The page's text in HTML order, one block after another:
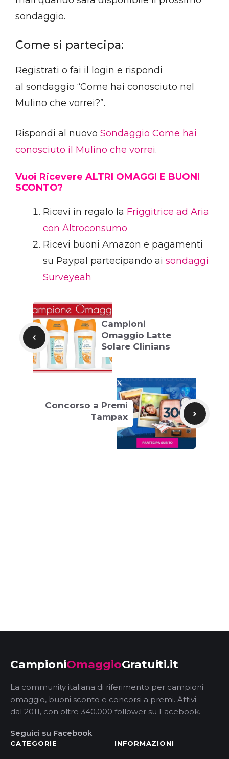
sondaggio.
Come si partecipa:
Registrati o fai il login e rispondi
al sondaggio “Come hai conosciuto nel
Mulino che vorrei?”.
Rispondi al nuovo Sondaggio Come hai
conosciuto il Mulino che vorrei.
Vuoi Ricevere ALTRI OMAGGI E BUONI
SCONTO?
Ricevi in regalo la Friggitrice ad Aria
con Altroconsumo
Ricevi buoni Amazon e pagamenti
su Paypal partecipando ai sondaggi
Surveyeah
Campioni
Omaggio Latte
Solare Clinians
Concorso a Premi
Tampax
CampioniOmaggioGratuiti.it
La community italiana di riferimento per campioni
omaggio, buoni sconto e concorsi a premi. Attivi
dal 2011, con oltre 340.000 follower su Facebook.
Seguici su Facebook
CATEGORIE INFORMAZIONI